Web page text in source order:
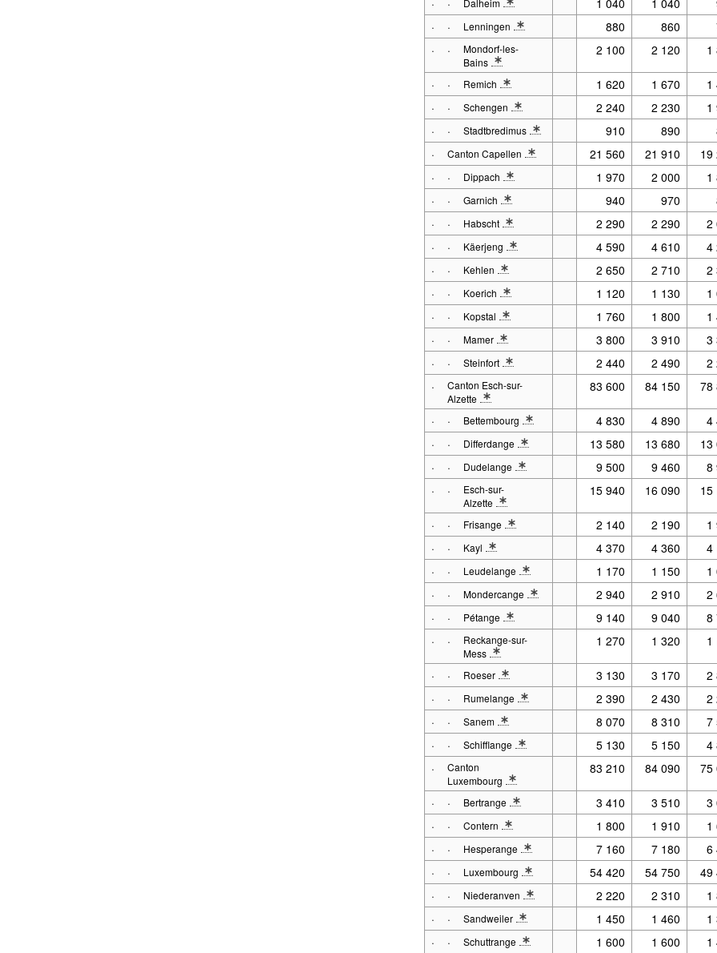
Dalheim
* Note spécification 1: 2001 - 2017 : Situation au 31.12.
· · Lenningen
* Note spécification 1: 2001 - 2017 : Situation au 31.12.
880 860
· ·Mondorf-les-
Bains
* Note spécification 1: 2001 - 2017 : Situation au 31.12.
2 100 2 120 1
· · Remich
* Note spécification 1: 2001 - 2017 : Situation au 31.12.
1 620 1 670 1
· ·Schengen
* Note spécification 1: 2001 - 2017 : Situation au 31.12.
2 240 2 230 1
· ·Stadtbredimus
* Note spécification 1: 2001 - 2017 : Situation au 31.12.
910 890
·Canton Capellen
* Note spécification 1: 2001 - 2017 : Situation au 31.12. à
21 560 21 910 19
· · Dippach
* Note spécification 1: 2001 - 2017 : Situation au 31.12.
1 970 2 000 1
· ·Garnich
* Note spécification 1: 2001 - 2017 : Situation au 31.12.
940 970
· · Habscht
* Note spécification 1: 2001 - 2017 : Situation au 31.12.
2 290 2 290 2
· · Käerjeng
* Note spécification 1: 2001 - 2017 : Situation au 31.12.
4 590 4 610 4
· · Kehlen
* Note spécification 1: 2001 - 2017 : Situation au 31.12.
2 650 2 710 2
· · Koerich
* Note spécification 1: 2001 - 2017 : Situation au 31.12.
1 120 1 130 1
· · Kopstal
* Note spécification 1: 2001 - 2017 : Situation au 31.12.
1 760 1 800 1
· ·Mamer
* Note spécification 1: 2001 - 2017 : Situation au 31.12.
3 800 3 910 3
· ·Steinfort
* Note spécification 1: 2001 - 2017 : Situation au 31.12.
2 440 2 490 2
·Canton Esch-sur-
Alzette
* Note spécification 1: 2001 - 2017 : Situation au 31.12. à
83 600 84 150 78
· · Bettembourg
* Note spécification 1: 2001 - 2017 : Situation au 31.12.
4 830 4 890 4
· · Differdange
* Note spécification 1: 2001 - 2017 : Situation au 31.12.
13 580 13 680 13
· · Dudelange
* Note spécification 1: 2001 - 2017 : Situation au 31.12.
9 500 9 460 8
· ·
Esch-sur-
Alzette
* Note spécification 1: 2001 - 2017 : Situation au 31.12.
15 940 16 090 15
· · Frisange
* Note spécification 1: 2001 - 2017 : Situation au 31.12.
2 140 2 190 1
· · Kayl
* Note spécification 1: 2001 - 2017 : Situation au 31.12.
4 370 4 360 4
· · Leudelange
* Note spécification 1: 2001 - 2017 : Situation au 31.12.
1 170 1 150 1
· ·Mondercange
* Note spécification 1: 2001 - 2017 : Situation au 31.12.
2 940 2 910 2
· · Pétange
* Note spécification 1: 2001 - 2017 : Situation au 31.12.
9 140 9 040 8
· ·
Reckange-sur-
Mess
* Note spécification 1: 2001 - 2017 : Situation au 31.12.
1 270 1 320 1
· · Roeser
* Note spécification 1: 2001 - 2017 : Situation au 31.12.
3 130 3 170 2
· · Rumelange
* Note spécification 1: 2001 - 2017 : Situation au 31.12.
2 390 2 430 2
· ·Sanem
* Note spécification 1: 2001 - 2017 : Situation au 31.12.
8 070 8 310 7
· ·Schifflange
* Note spécification 1: 2001 - 2017 : Situation au 31.12.
5 130 5 150 4
·Canton
Luxembourg
* Note spécification 1: 2001 - 2017 : Situation au 31.12. à
83 210 84 090 75
· · Bertrange
* Note spécification 1: 2001 - 2017 : Situation au 31.12.
3 410 3 510 3
· ·Contern
* Note spécification 1: 2001 - 2017 : Situation au 31.12.
1 800 1 910 1
· · Hesperange
* Note spécification 1: 2001 - 2017 : Situation au 31.12.
7 160 7 180 6
· · Luxembourg
* Note spécification 1: 2001 - 2017 : Situation au 31.12.
54 420 54 750 49
· · Niederanven
* Note spécification 1: 2001 - 2017 : Situation au 31.12.
2 220 2 310 1
· ·Sandweiler
* Note spécification 1: 2001 - 2017 : Situation au 31.12.
1 450 1 460 1
· ·Schuttrange 1 600 1 600 1